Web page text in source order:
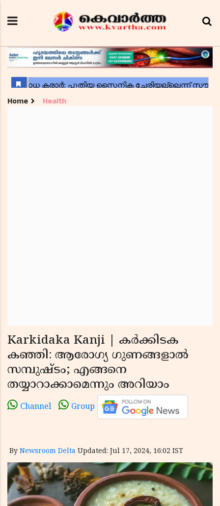
Home Health
Karkidaka Kanji | കർക്കിടക
കഞ്ഞി: ആരോഗ്യ ഗുണങ്ങളാൽ
സമ്പുഷ്ടം; എങ്ങനെ
തയ്യാറാക്കാമെന്നും അറിയാം
Channel Group
By Newsroom Delta Updated: Jul 17, 2024, 16:02 IST